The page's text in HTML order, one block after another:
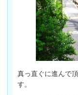
真っ直ぐに進んで
す。